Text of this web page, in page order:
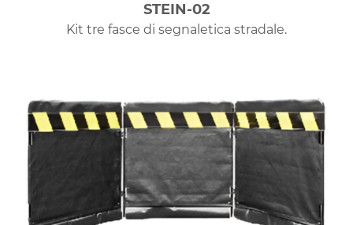
STEIN-02
Kit tre fasce di segnaletica stradale.